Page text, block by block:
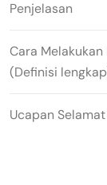
Penjelasan
Cara
(Definisi
Ucapan